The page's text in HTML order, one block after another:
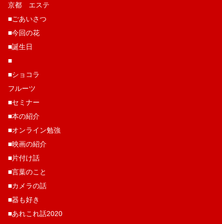
京都 エステ
■ごあいさつ
■今回の花
■誕生日
■
■ショコラ
フルーツ
■セミナー
■本の紹介
■オンライン勉強
■映画の紹介
■片付け話
■言葉のこと
■カメラの話
■器も好き
■あれこれ話2020